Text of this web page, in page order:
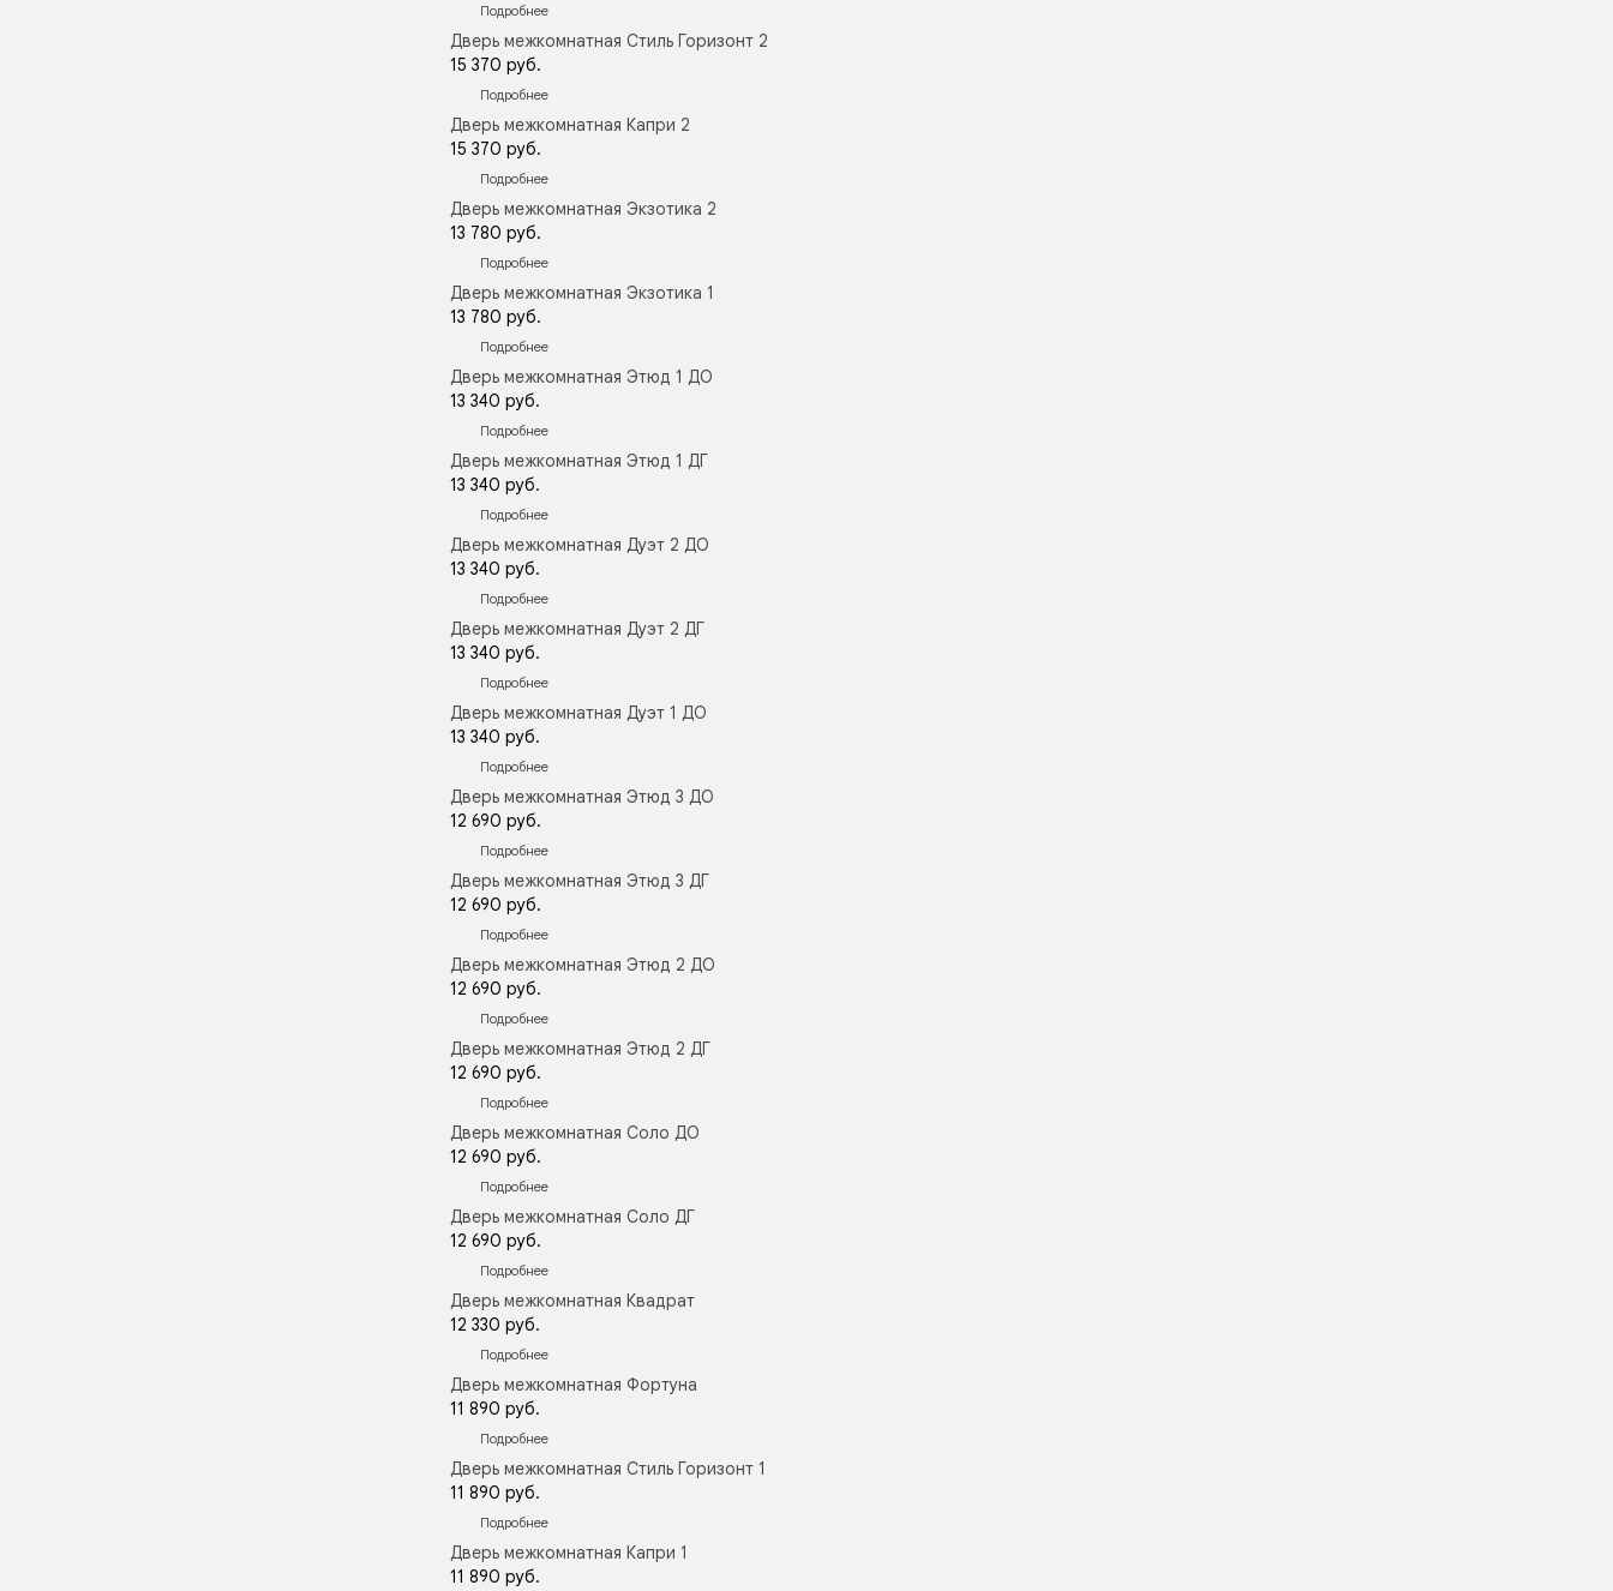
Подробнее
Дверь межкомнатная Стиль Горизонт 2
15 370 руб.
Подробнее
Дверь межкомнатная Капри 2
15 370 руб.
Подробнее
Дверь межкомнатная Экзотика 2
13 780 руб.
Подробнее
Дверь межкомнатная Экзотика 1
13 780 руб.
Подробнее
Дверь межкомнатная Этюд 1 ДО
13 340 руб.
Подробнее
Дверь межкомнатная Этюд 1 ДГ
13 340 руб.
Подробнее
Дверь межкомнатная Дуэт 2 ДО
13 340 руб.
Подробнее
Дверь межкомнатная Дуэт 2 ДГ
13 340 руб.
Подробнее
Дверь межкомнатная Дуэт 1 ДО
13 340 руб.
Подробнее
Дверь межкомнатная Этюд 3 ДО
12 690 руб.
Подробнее
Дверь межкомнатная Этюд 3 ДГ
12 690 руб.
Подробнее
Дверь межкомнатная Этюд 2 ДО
12 690 руб.
Подробнее
Дверь межкомнатная Этюд 2 ДГ
12 690 руб.
Подробнее
Дверь межкомнатная Соло ДО
12 690 руб.
Подробнее
Дверь межкомнатная Соло ДГ
12 690 руб.
Подробнее
Дверь межкомнатная Квадрат
12 330 руб.
Подробнее
Дверь межкомнатная Фортуна
11 890 руб.
Подробнее
Дверь межкомнатная Стиль Горизонт 1
11 890 руб.
Подробнее
Дверь межкомнатная Капри 1
11 890 руб.